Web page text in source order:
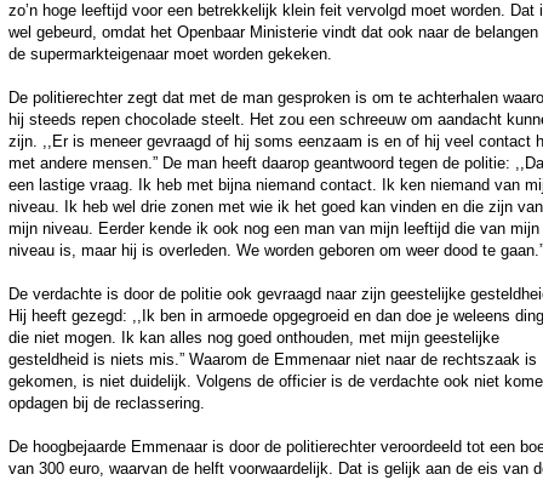
zo’n hoge leeftijd voor een betrekkelijk klein feit vervolgd moet worden. Dat
wel gebeurd, omdat het Openbaar Ministerie vindt dat ook naar de belangen
de supermarkteigenaar moet worden gekeken.
De politierechter zegt dat met de man gesproken is om te achterhalen
hij steeds repen chocolade steelt. Het zou een schreeuw om aandacht
zijn. ,,Er is meneer gevraagd of hij soms eenzaam is en of hij veel contact
met andere mensen.” De man heeft daarop geantwoord tegen de politie:
een lastige vraag. Ik heb met bijna niemand contact. Ik ken niemand van
niveau. Ik heb wel drie zonen met wie ik het goed kan vinden en die zijn van
mijn niveau. Eerder kende ik ook nog een man van mijn leeftijd die van mijn
niveau is, maar hij is overleden. We worden geboren om weer dood te gaan.”
De verdachte is door de politie ook gevraagd naar zijn geestelijke
Hij heeft gezegd: ,,Ik ben in armoede opgegroeid en dan doe je weleens
die niet mogen. Ik kan alles nog goed onthouden, met mijn geestelijke
gesteldheid is niets mis.” Waarom de Emmenaar niet naar de rechtszaak is
gekomen, is niet duidelijk. Volgens de officier is de verdachte ook niet
opdagen bij de reclassering.
De hoogbejaarde Emmenaar is door de politierechter veroordeeld tot een
van 300 euro, waarvan de helft voorwaardelijk. Dat is gelijk aan de eis van